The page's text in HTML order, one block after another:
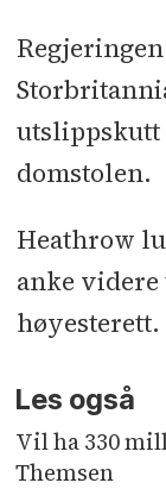
utslippskutt
domstolen.
Heathrow
anke
høyesterett.
Les også
Vil ha 330
Themsen